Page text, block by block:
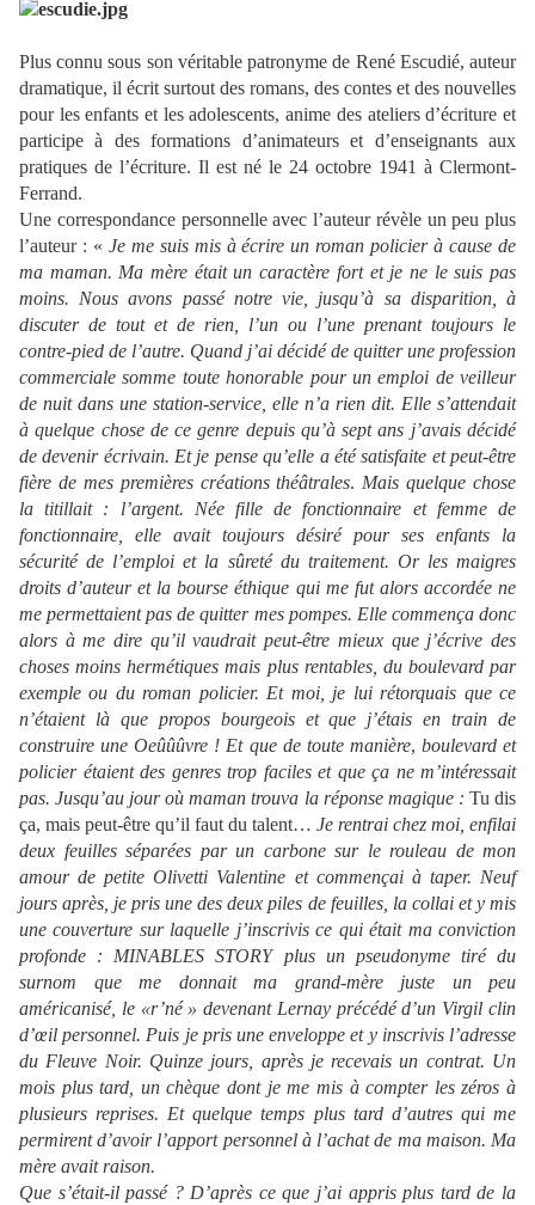
Plus connu sous son véritable patronyme de René Escudié, auteur
dramatique, il écrit surtout des romans, des contes et des nouvelles
pour les enfants et les adolescents, anime des ateliers d’écriture et
participe à des formations d’animateurs et d’enseignants aux
pratiques de l’écriture. Il est né le 24 octobre 1941 à Clermont-
Ferrand.
Une correspondance personnelle avec l’auteur révèle un peu plus
l’auteur : « Je me suis mis à écrire un roman policier à cause de
ma maman. Ma mère était un caractère fort et je ne le suis pas
moins. Nous avons passé notre vie, jusqu’à sa disparition, à
discuter de tout et de rien, l’un ou l’une prenant toujours le
contre-pied de l’autre. Quand j’ai décidé de quitter une profession
commerciale somme toute honorable pour un emploi de veilleur
de nuit dans une station-service, elle n’a rien dit. Elle s’attendait
à quelque chose de ce genre depuis qu’à sept ans j’avais décidé
de devenir écrivain. Et je pense qu’elle a été satisfaite et peut-être
fière de mes premières créations théâtrales. Mais quelque chose
la titillait : l’argent. Née fille de fonctionnaire et femme de
fonctionnaire, elle avait toujours désiré pour ses enfants la
sécurité de l’emploi et la sûreté du traitement. Or les maigres
droits d’auteur et la bourse éthique qui me fut alors accordée ne
me permettaient pas de quitter mes pompes. Elle commença donc
alors à me dire qu’il vaudrait peut-être mieux que j’écrive des
choses moins hermétiques mais plus rentables, du boulevard par
exemple ou du roman policier. Et moi, je lui rétorquais que ce
n’étaient là que propos bourgeois et que j’étais en train de
construire une Oeûûûvre ! Et que de toute manière, boulevard et
policier étaient des genres trop faciles et que ça ne m’intéressait
pas. Jusqu’au jour où maman trouva la réponse magique : Tu dis
ça, mais peut-être qu’il faut du talent… Je rentrai chez moi, enfilai
deux feuilles séparées par un carbone sur le rouleau de mon
amour de petite Olivetti Valentine et commençai à taper. Neuf
jours après, je pris une des deux piles de feuilles, la collai et y mis
une couverture sur laquelle j’inscrivis ce qui était ma conviction
profonde : MINABLES STORY plus un pseudonyme tiré du
surnom que me donnait ma grand-mère juste un peu
américanisé, le «r’né » devenant Lernay précédé d’un Virgil clin
d’œil personnel. Puis je pris une enveloppe et y inscrivis l’adresse
du Fleuve Noir. Quinze jours, après je recevais un contrat. Un
mois plus tard, un chèque dont je me mis à compter les zéros à
plusieurs reprises. Et quelque temps plus tard d’autres qui me
permirent d’avoir l’apport personnel à l’achat de ma maison. Ma
mère avait raison.
Que s’était-il passé ? D’après ce que j’ai appris plus tard de la